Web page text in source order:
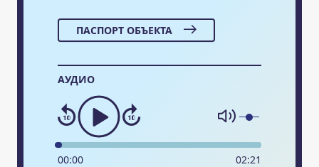
ПАСПОРТ ОБЪЕКТА
АУДИО
00:00 02:21